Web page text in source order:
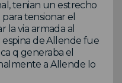
tenian un estrecho
tensionar el
la via armada al
espina de Allende fue
q generaba el
a Allende lo